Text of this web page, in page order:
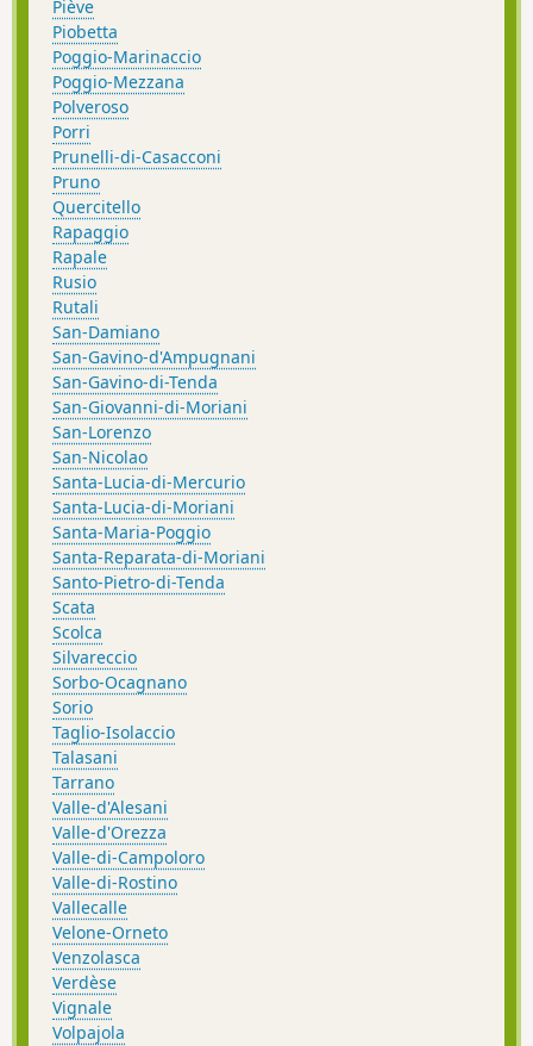
Piève
Piobetta
Poggio-Marinaccio
Poggio-Mezzana
Polveroso
Porri
Prunelli-di-Casacconi
Pruno
Quercitello
Rapaggio
Rapale
Rusio
Rutali
San-Damiano
San-Gavino-d'Ampugnani
San-Gavino-di-Tenda
San-Giovanni-di-Moriani
San-Lorenzo
San-Nicolao
Santa-Lucia-di-Mercurio
Santa-Lucia-di-Moriani
Santa-Maria-Poggio
Santa-Reparata-di-Moriani
Santo-Pietro-di-Tenda
Scata
Scolca
Silvareccio
Sorbo-Ocagnano
Sorio
Taglio-Isolaccio
Talasani
Tarrano
Valle-d'Alesani
Valle-d'Orezza
Valle-di-Campoloro
Valle-di-Rostino
Vallecalle
Velone-Orneto
Venzolasca
Verdèse
Vignale
Volpajola